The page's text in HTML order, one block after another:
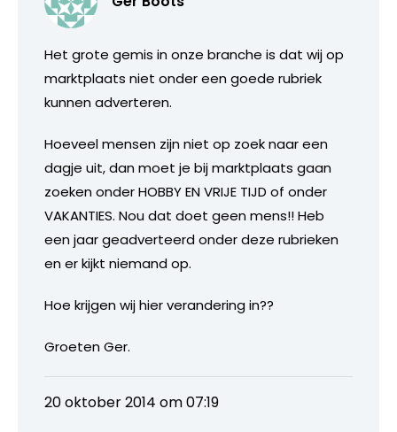
Het grote gemis in onze branche is dat wij op
marktplaats niet onder een goede rubriek
kunnen adverteren.
Hoeveel mensen zijn niet op zoek naar een
dagje uit, dan moet je bij marktplaats gaan
zoeken onder HOBBY EN VRIJE TIJD of onder
VAKANTIES. Nou dat doet geen mens!! Heb
een jaar geadverteerd onder deze rubrieken
en er kijkt niemand op.
Hoe krijgen wij hier verandering in??
Groeten Ger.
20 oktober 2014 om 07:19